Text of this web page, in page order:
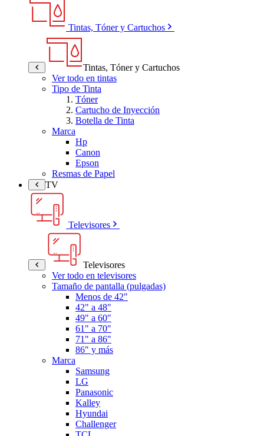
Tintas, Tóner y Cartuchos
Tintas, Tóner y Cartuchos
Ver todo en tintas
Tipo de Tinta
Tóner
Cartucho de Inyección
Botella de Tinta
Marca
Hp
Canon
Epson
Resmas de Papel
TV
Televisores
Televisores
Ver todo en televisores
Tamaño de pantalla (pulgadas)
Menos de 42"
42" a 48"
49" a 60"
61" a 70"
71" a 86"
86" y más
Marca
Samsung
LG
Panasonic
Kalley
Hyundai
Challenger